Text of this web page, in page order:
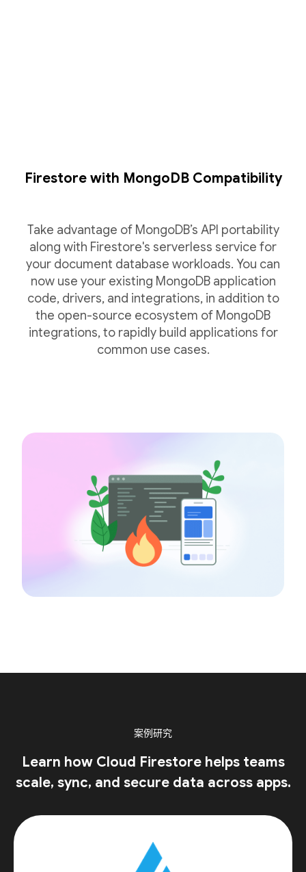
Firestore with MongoDB Compatibility
Take advantage of MongoDB’s API portability
along with Firestore's serverless service for
your document database workloads. You can
now use your existing MongoDB application
code, drivers, and integrations, in addition to
the open-source ecosystem of MongoDB
integrations, to rapidly build applications for
common use cases.
案例研究
Learn how Cloud Firestore helps teams
scale, sync, and secure data across apps.